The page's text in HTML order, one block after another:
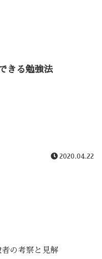
きる勉強法
2020.04.22
の考察と見解